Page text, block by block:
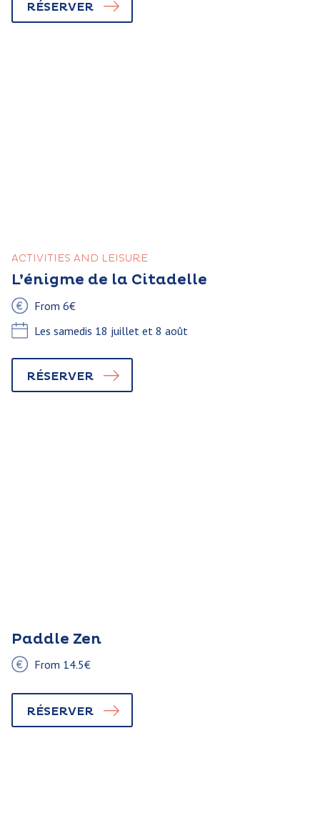
RÉSERVER
ACTIVITIES AND LEISURE
L’énigme de la Citadelle
From 6€
Les samedis 18 juillet et 8 août
RÉSERVER
Paddle Zen
From 14.5€
RÉSERVER